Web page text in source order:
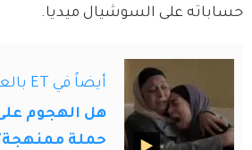
حساباته على السوشيال ميديا.
أيضاً في ET بالعربي
هل الهجوم
حملة